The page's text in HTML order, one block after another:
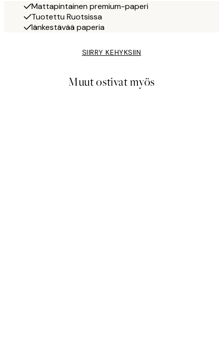
Mattapintainen premium-paperi
Tuotettu Ruotsissa
Iänkestävää paperia
SIIRRY KEHYKSIIN
Muut ostivat myös